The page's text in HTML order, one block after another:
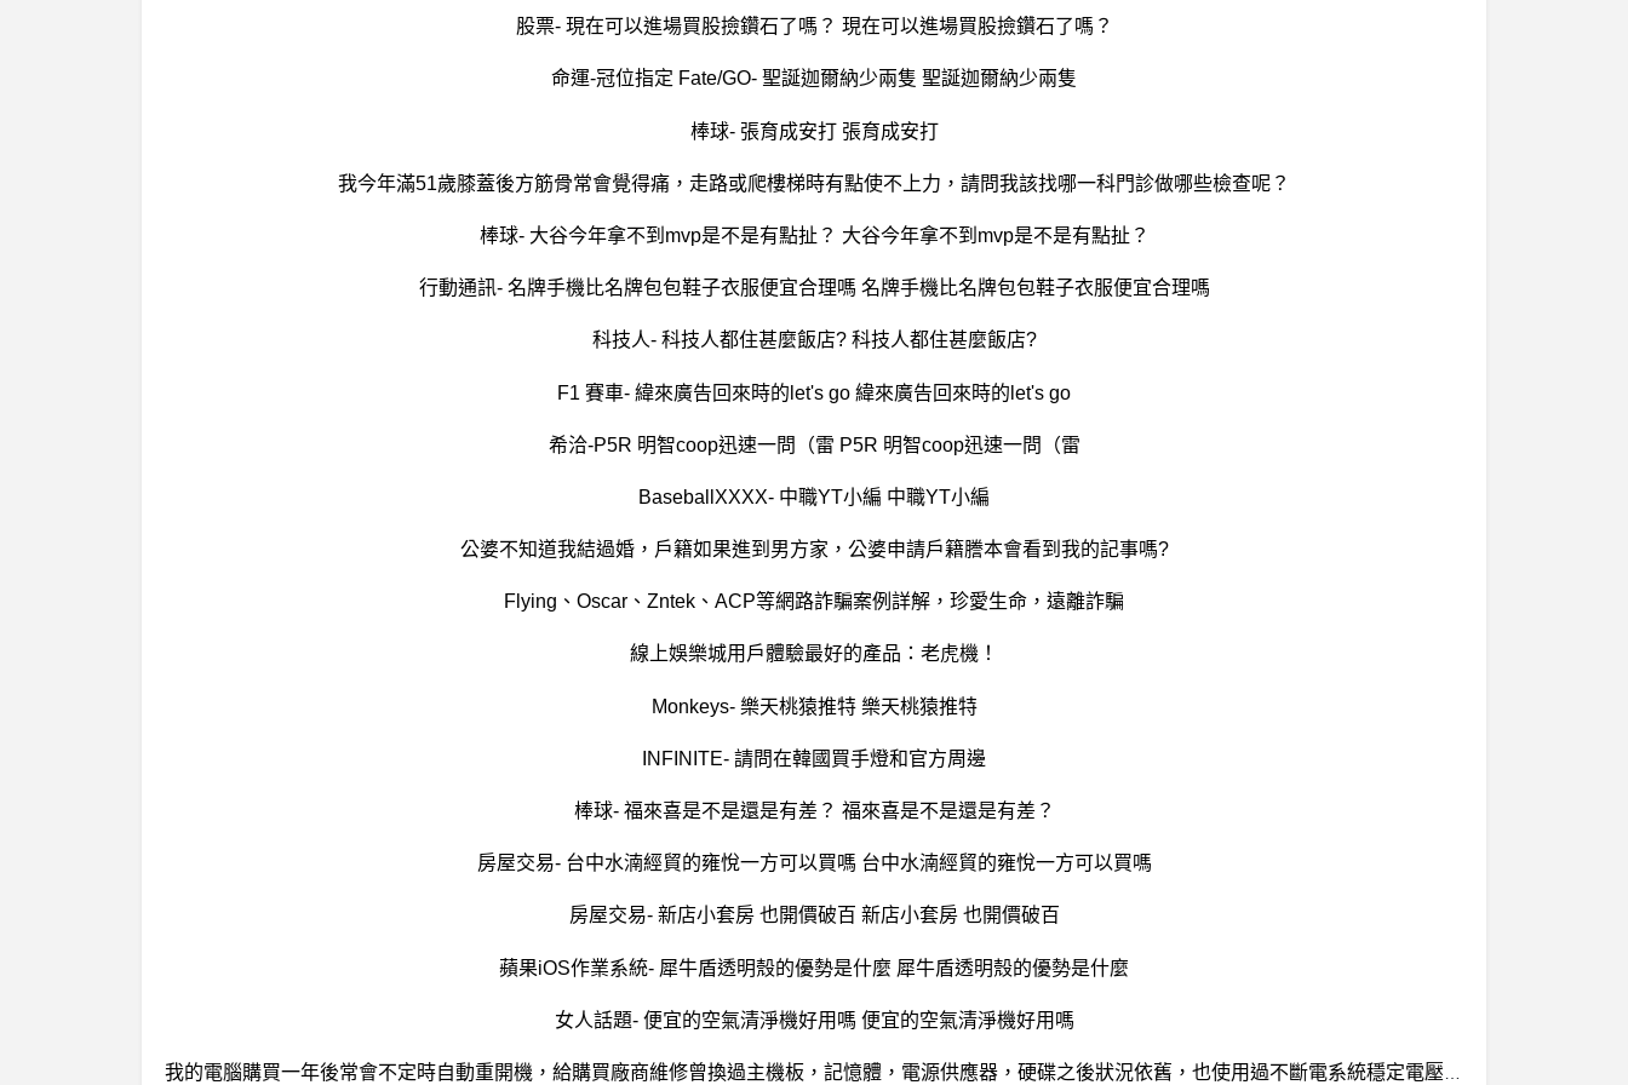
股票- 現在可以進場買股撿鑽石了嗎？ 現在可以進場買股撿鑽石了嗎？
命運-冠位指定 Fate/GO- 聖誕迦爾納少兩隻 聖誕迦爾納少兩隻
棒球- 張育成安打 張育成安打
我今年滿51歲膝蓋後方筋骨常會覺得痛，走路或爬樓梯時有點使不上力，請問我該找哪一科門診做哪些檢查呢？
棒球- 大谷今年拿不到mvp是不是有點扯？ 大谷今年拿不到mvp是不是有點扯？
行動通訊- 名牌手機比名牌包包鞋子衣服便宜合理嗎 名牌手機比名牌包包鞋子衣服便宜合理嗎
科技人- 科技人都住甚麼飯店? 科技人都住甚麼飯店?
F1 賽車- 緯來廣告回來時的let's go 緯來廣告回來時的let's go
希洽-P5R 明智coop迅速一問（雷 P5R 明智coop迅速一問（雷
BaseballXXXX- 中職YT小編 中職YT小編
公婆不知道我結過婚，戶籍如果進到男方家，公婆申請戶籍謄本會看到我的記事嗎?
Flying、Oscar、Zntek、ACP等網路詐騙案例詳解，珍愛生命，遠離詐騙
線上娛樂城用戶體驗最好的產品：老虎機！
Monkeys- 樂天桃猿推特 樂天桃猿推特
INFINITE- 請問在韓國買手燈和官方周邊
棒球- 福來喜是不是還是有差？ 福來喜是不是還是有差？
房屋交易- 台中水湳經貿的雍悅一方可以買嗎 台中水湳經貿的雍悅一方可以買嗎
房屋交易- 新店小套房 也開價破百 新店小套房 也開價破百
蘋果iOS作業系統- 犀牛盾透明殼的優勢是什麼 犀牛盾透明殼的優勢是什麼
女人話題- 便宜的空氣清淨機好用嗎 便宜的空氣清淨機好用嗎